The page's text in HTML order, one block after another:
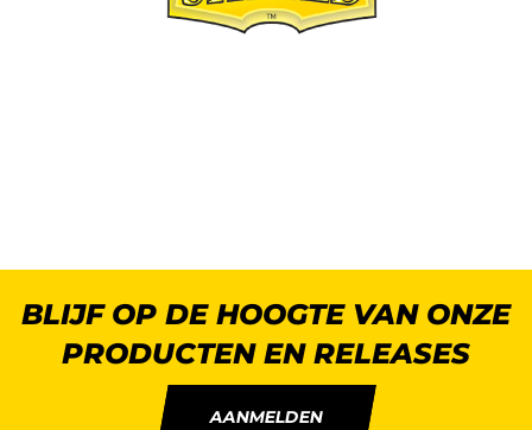
BLIJF OP DE HOOGTE VAN ONZE
PRODUCTEN EN RELEASES
AANMELDEN